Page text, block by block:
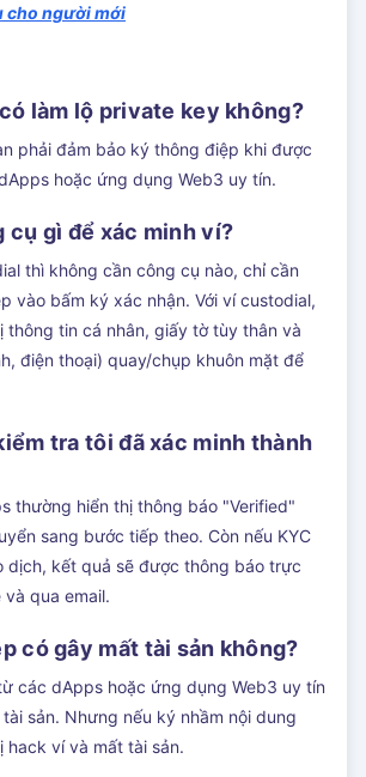
cho người mới
làm lộ private key không?
phải đảm bảo ký thông điệp khi được
hoặc ứng dụng Web3 uy tín.
cụ gì để xác minh ví?
thì không cần công cụ nào, chỉ cần
vào bấm ký xác nhận. Với ví custodial,
thông tin cá nhân, giấy tờ tùy thân và
điện thoại) quay/chụp khuôn mặt để
tra tôi đã xác minh thành
thường hiển thị thông báo "Verified"
sang bước tiếp theo. Còn nếu KYC
dịch, kết quả sẽ được thông báo trực
qua email.
có gây mất tài sản không?
các dApps hoặc ứng dụng Web3 uy tín
sản. Nhưng nếu ký nhầm nội dung
hack ví và mất tài sản.